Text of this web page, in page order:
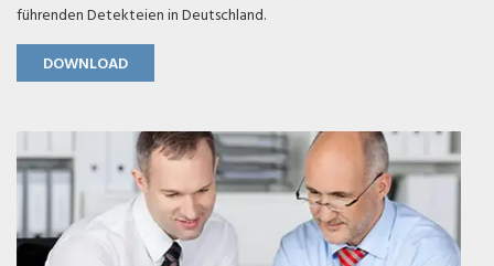
führenden Detekteien in Deutschland.
DOWNLOAD